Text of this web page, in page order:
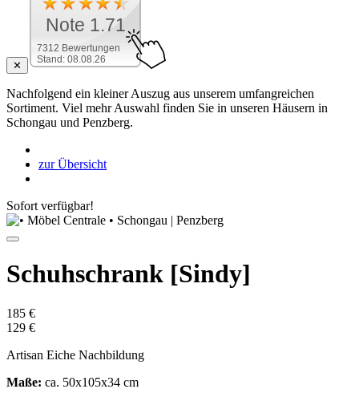
✕
7312 Bewertungen
Stand: 08.08.26
Note 1.71
Nachfolgend ein kleiner Auszug aus unserem umfangreichen
Sortiment. Viel mehr Auswahl finden Sie in unseren Häusern in
Schongau und Penzberg.
zur Übersicht
Sofort verfügbar!
Schuhschrank [Sindy]
185 €
129 €
Artisan Eiche Nachbildung
Maße: ca. 50x105x34 cm